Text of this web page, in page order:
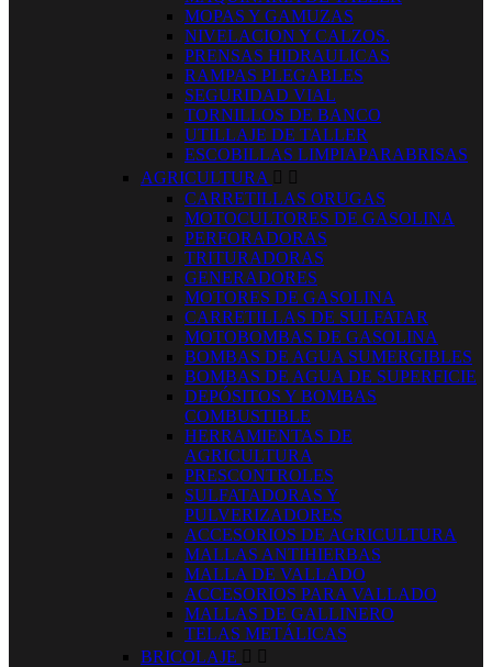
MOPAS Y GAMUZAS
NIVELACION Y CALZOS.
PRENSAS HIDRAULICAS
RAMPAS PLEGABLES
SEGURIDAD VIAL
TORNILLOS DE BANCO
UTILLAJE DE TALLER
ESCOBILLAS LIMPIAPARABRISAS
AGRICULTURA  
CARRETILLAS ORUGAS
MOTOCULTORES DE GASOLINA
PERFORADORAS
TRITURADORAS
GENERADORES
MOTORES DE GASOLINA
CARRETILLAS DE SULFATAR
MOTOBOMBAS DE GASOLINA
BOMBAS DE AGUA SUMERGIBLES
BOMBAS DE AGUA DE SUPERFICIE
DEPÓSITOS Y BOMBAS
COMBUSTIBLE
HERRAMIENTAS DE
AGRICULTURA
PRESCONTROLES
SULFATADORAS Y
PULVERIZADORES
ACCESORIOS DE AGRICULTURA
MALLAS ANTIHIERBAS
MALLA DE VALLADO
ACCESORIOS PARA VALLADO
MALLAS DE GALLINERO
TELAS METÁLICAS
BRICOLAJE  